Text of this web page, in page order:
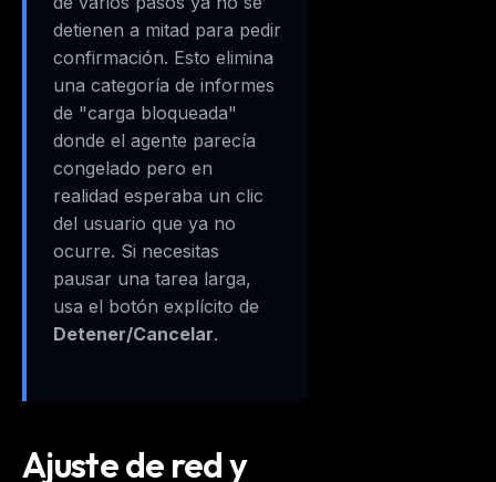
detienen a mitad para pedir
confirmación. Esto elimina
una categoría de informes
de "carga bloqueada"
donde el agente parecía
congelado pero en
realidad esperaba un clic
del usuario que ya no
ocurre. Si necesitas
pausar una tarea larga,
usa el botón explícito de
Detener/Cancelar.
Ajuste de red y
THIS WEEK'S DIGEST
MCP pick of the week
New agent skill drop
Rules & workflow pack
Free · Weekly · 2 min read
FREE NEWSLETTER
The weekly digest for
Curated MCP picks, agent skills, rules, and LLM